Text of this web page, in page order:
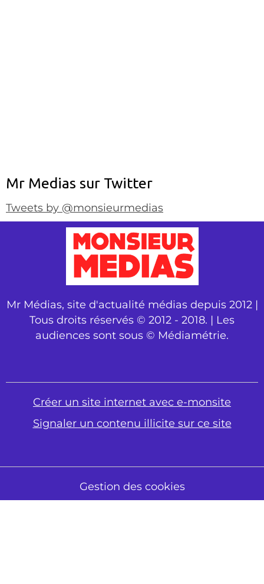
Mr Medias sur Twitter
Tweets by @monsieurmedias
Mr Médias, site d'actualité médias depuis 2012 |
Tous droits réservés © 2012 - 2018. | Les
audiences sont sous © Médiamétrie.
Créer un site internet avec e-monsite
Signaler un contenu illicite sur ce site
Gestion des cookies